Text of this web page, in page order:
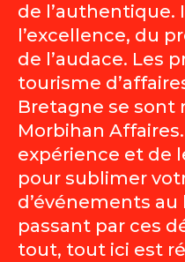
de l’authentique.
l’excellence, du
de l’audace. Les
tourisme
Bretagne se sont
Morbihan
expérience et de
pour sublimer
d’événements au
passant par ces
tout, tout ici est